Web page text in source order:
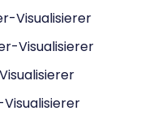
Visualisierer
Visualisierer